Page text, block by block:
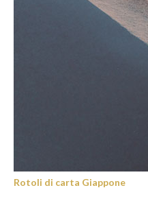
Rotoli di carta Giappone